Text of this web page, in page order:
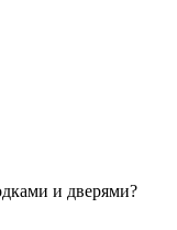
и дверями?